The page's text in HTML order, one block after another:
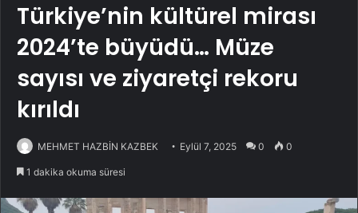
Türkiye’nin kültürel mirası
2024’te büyüdü… Müze
sayısı ve ziyaretçi rekoru
kırıldı
MEHMET HAZBİN KAZBEK Eylül 7, 2025 0 0
1 dakika okuma süresi